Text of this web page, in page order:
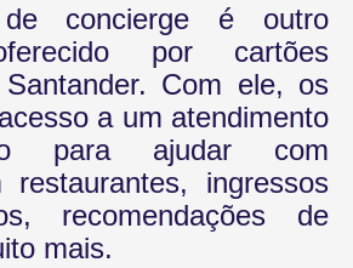
concierge é outro
por cartões
Com ele, os
a um atendimento
para ajudar com
restaurantes, ingressos
recomendações de
mais.